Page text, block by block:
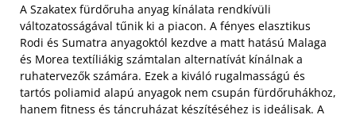
A Szakatex fürdőruha anyag kínálata rendkívüli
változatosságával tűnik ki a piacon. A fényes elasztikus
Rodi és Sumatra anyagoktól kezdve a matt hatású Malaga
és Morea textíliákig számtalan alternatívát kínálnak a
ruhatervezők számára. Ezek a kiváló rugalmasságú és
tartós poliamid alapú anyagok nem csupán fürdőruhákhoz,
hanem fitness és táncruházat készítéséhez is ideálisak. A